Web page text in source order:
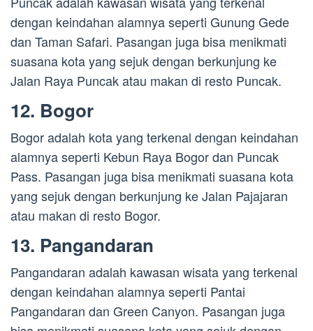
dengan keindahan alamnya seperti Gunung Gede
dan Taman Safari. Pasangan juga bisa menikmati
suasana kota yang sejuk dengan berkunjung ke
Jalan Raya Puncak atau makan di resto Puncak.
12. Bogor
Bogor adalah kota yang terkenal dengan keindahan
alamnya seperti Kebun Raya Bogor dan Puncak
Pass. Pasangan juga bisa menikmati suasana kota
yang sejuk dengan berkunjung ke Jalan Pajajaran
atau makan di resto Bogor.
13. Pangandaran
Pangandaran adalah kawasan wisata yang terkenal
dengan keindahan alamnya seperti Pantai
Pangandaran dan Green Canyon. Pasangan juga